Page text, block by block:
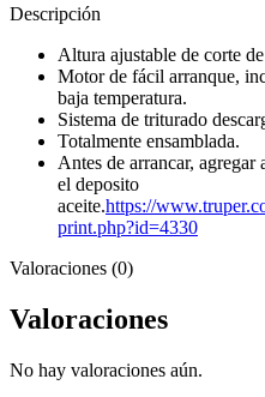
Descripción
Altura ajustable de corte
Motor de fácil arranque,
baja temperatura.
Sistema de triturado
Totalmente ensamblada.
Antes de arrancar, agregar
el deposito
aceite.https://
print.php?id=4330
Valoraciones (0)
Valoraciones
No hay valoraciones aún.